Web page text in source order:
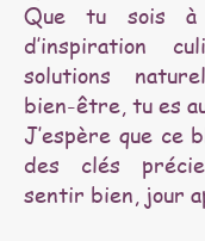
Que tu sois à
d’inspiration
solutions
bien-être, tu es
J’espère que ce
des clés
sentir bien, jour